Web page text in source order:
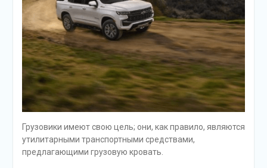
Грузовики имеют свою цель; они, как правило, являются
утилитарными транспортными средствами,
предлагающими грузовую кровать.